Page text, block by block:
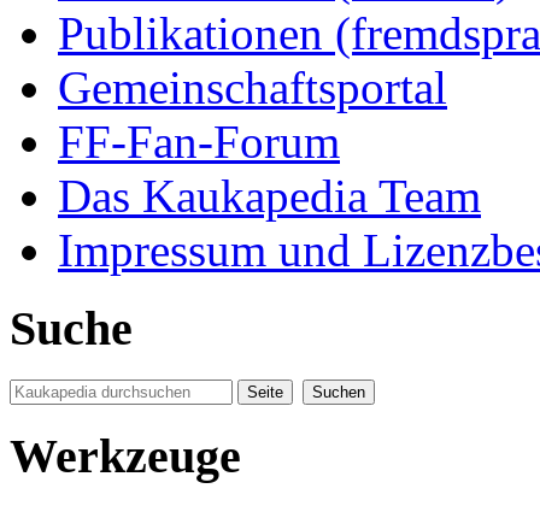
Publikationen
Gemeinschaftsportal
FF-Fan-Forum
Das Kaukapedia Team
Impressum und
Suche
Werkzeuge